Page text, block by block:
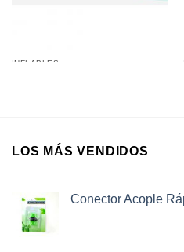
INFLABLES
LOS MÁS VENDIDOS
Conector Acople